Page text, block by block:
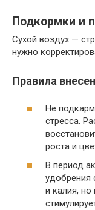
Подкормки и
Сухой воздух —
нужно
Правила
Не
стресса.
роста и
В период
и калия,